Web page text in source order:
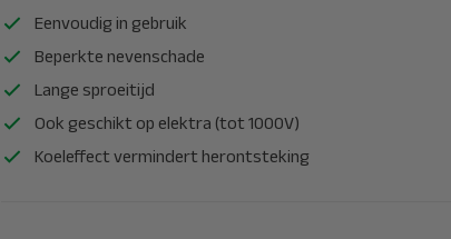
Eenvoudig in gebruik
Beperkte nevenschade
Lange sproeitijd
Ook geschikt op elektra (tot 1000V)
Koeleffect vermindert herontsteking